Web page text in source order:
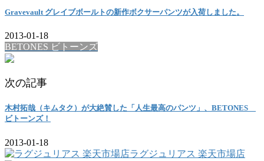
Gravevault グレイブボールトの新作ボクサーパンツが入荷しました。
2013-01-18
BETONES ビトーンズ
次の記事
木村拓哉（キムタク）が大絶賛した「人生最高のパンツ」、BETONES
ビトーンズ！
2013-01-18
ラグジュリアス 楽天市場店